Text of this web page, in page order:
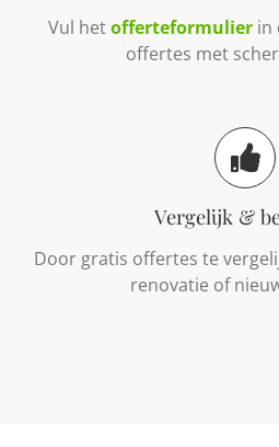
Vul hetofferteformulierin
offertes met
Vergelijk &
Door gratis offertes te
renovatie of